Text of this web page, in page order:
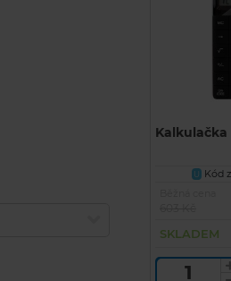
Kalkulačka
U
Kód
SKLADEM